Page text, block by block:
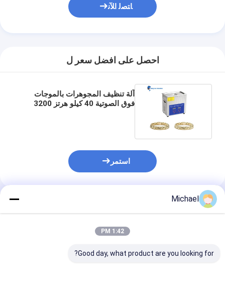
ﺎﺘﺼﻟ ﺍﻶﻧ
احصل على افضل سعر ل
آلة تنظيف المجوهرات بالموجات
فوق الصوتية 40 كيلو هرتز 3200
استمر
المنتجات الموصى بها
Michael
1:42 PM
Good day, what product are you looking for?